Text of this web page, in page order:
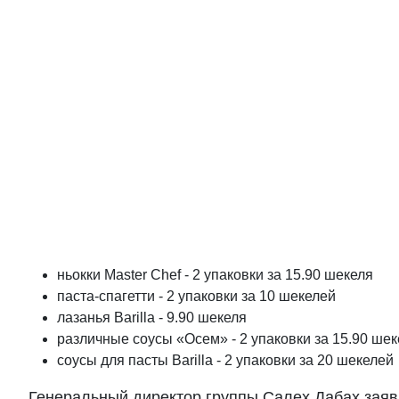
ньокки Master Chef - 2 упаковки за 15.90 шекеля
паста-спагетти - 2 упаковки за 10 шекелей
лазанья Barilla - 9.90 шекеля
различные соусы «Осем» - 2 упаковки за 15.90
соусы для пасты Barilla - 2 упаковки за 20 шекелей